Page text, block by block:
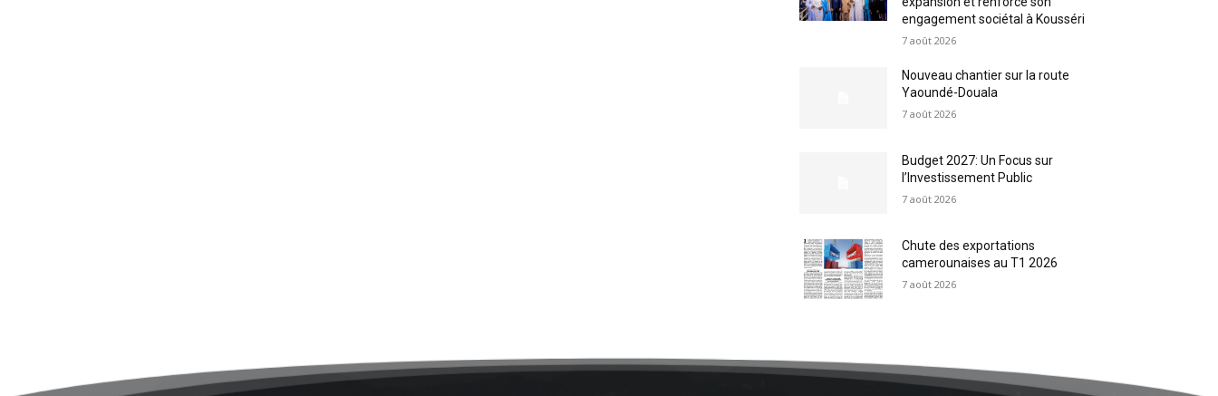
engagement sociétal à Kousséri
7 août 2026
Nouveau chantier sur la route
Yaoundé-Douala
7 août 2026
Budget 2027: Un Focus sur
l’Investissement Public
7 août 2026
Chute des exportations
camerounaises au T1 2026
7 août 2026